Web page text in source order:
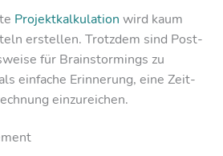
Projektkalkulation wird kaum
erstellen. Trotzdem sind Post-
für Brainstormings zu
einfache Erinnerung, eine Zeit-
einzureichen.